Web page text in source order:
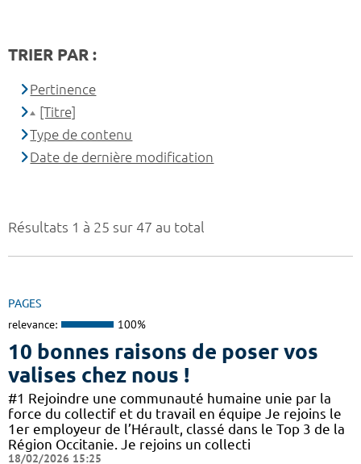
Résultats 1 à 25 sur 47 au total
PAGES
relevance: 100%
10 bonnes raisons de poser vos
valises chez nous !
#1 Rejoindre une communauté humaine unie par la
force du collectif et du travail en équipe Je rejoins le
1er employeur de l’Hérault, classé dans le Top 3 de la
Région Occitanie. Je rejoins un collecti
18/02/2026 15:25
TRIER PAR :
Pertinence
[Titre]
Type de contenu
Date de dernière modification